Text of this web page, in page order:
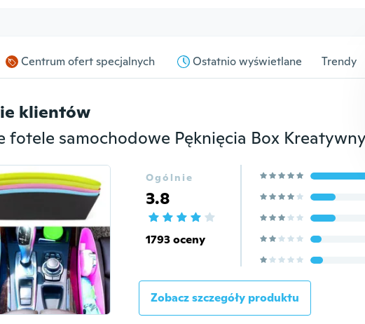
Centrum ofert specjalnych Ostatnio wyświetlane Trendy
klientów
Ogólnie
3.8
1793 oceny
Zobacz szczegóły produktu